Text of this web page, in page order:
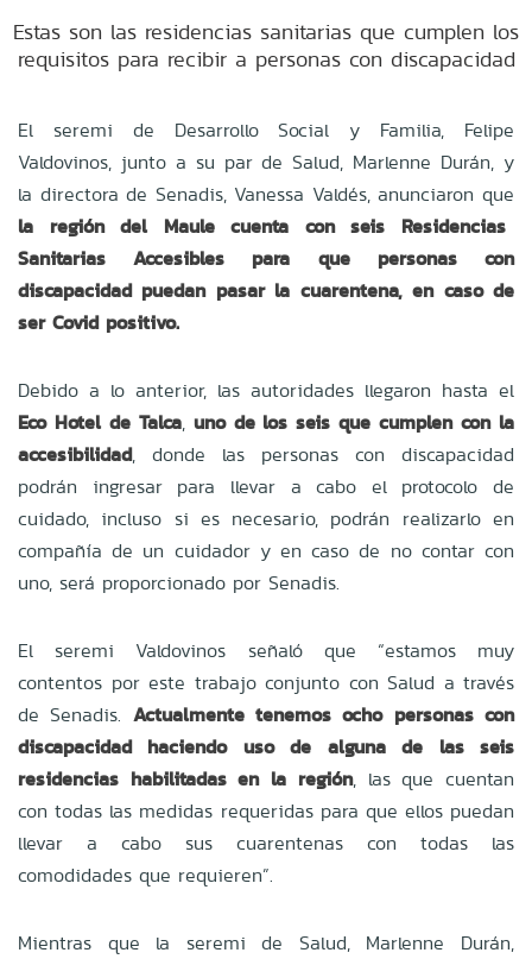
Estas son las residencias sanitarias que cumplen los
requisitos para recibir a personas con discapacidad
El seremi de Desarrollo Social y Familia, Felipe
Valdovinos, junto a su par de Salud, Marlenne Durán, y
la directora de Senadis, Vanessa Valdés, anunciaron que
la región del Maule cuenta con seis Residencias
Sanitarias Accesibles para que personas con
discapacidad puedan pasar la cuarentena, en caso de
ser Covid positivo.
Debido a lo anterior, las autoridades llegaron hasta el
Eco Hotel de Talca, uno de los seis que cumplen con la
accesibilidad, donde las personas con discapacidad
podrán ingresar para llevar a cabo el protocolo de
cuidado, incluso si es necesario, podrán realizarlo en
compañía de un cuidador y en caso de no contar con
uno, será proporcionado por Senadis.
El seremi Valdovinos señaló que “estamos muy
contentos por este trabajo conjunto con Salud a través
de Senadis. Actualmente tenemos ocho personas con
discapacidad haciendo uso de alguna de las seis
residencias habilitadas en la región, las que cuentan
con todas las medidas requeridas para que ellos puedan
llevar a cabo sus cuarentenas con todas las
comodidades que requieren”.
Mientras que la seremi de Salud, Marlenne Durán,